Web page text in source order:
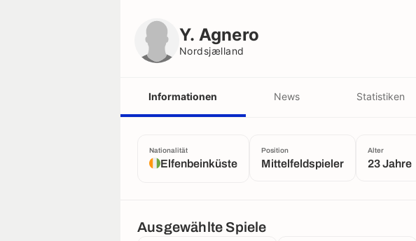
Y. Agnero
Nordsjælland
Informationen News Statistiken
Nationalität
Elfenbeinküste
Position
Mittelfeldspieler
Alter
23 Jahre
Ausgewählte Spiele